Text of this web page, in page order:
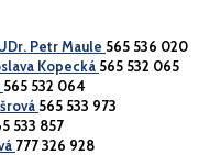
Petr Maule 565 536 020
Kopecká 565 532 065
565 532 064
565 533 973
533 857
777 326 928